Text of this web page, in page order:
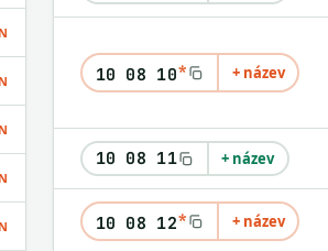
10 08 10* + název
10 08 11 + název
10 08 12* + název